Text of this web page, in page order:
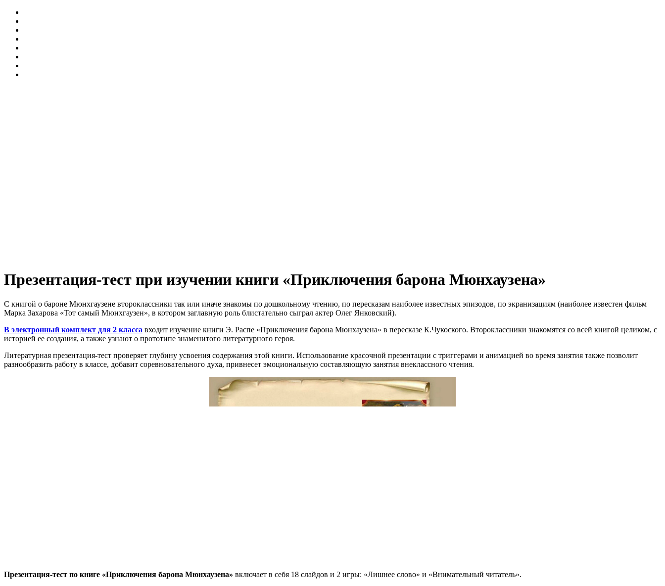
Презентация-тест при изучении книги «Приключения барона Мюнхаузена»
С книгой о бароне Мюнхгаузене второклассники так или иначе знакомы по дошкольному чтению, по пересказам наиболее известных эпизодов, по экранизациям (наиболее известен фильм
Марка Захарова «Тот самый Мюнхгаузен», в котором заглавную роль блистательно сыграл актер Олег Янковский).
В электронный комплект для 2 класса входит изучение книги Э. Распе «Приключения барона Мюнхаузена» в пересказе К.Чукоского. Второклассники знакомятся со всей книгой целиком, с
историей ее создания, а также узнают о прототипе знаменитого литературного героя.
Литературная презентация-тест проверяет глубину усвоения содержания этой книги. Использование красочной презентации с триггерами и анимацией во время занятия также позволит
разнообразить работу в классе, добавит соревновательного духа, привнесет эмоциональную составляющую занятия внеклассного чтения.
Презентация-тест по книге «Приключения барона Мюнхаузена» включает в себя 18 слайдов и 2 игры: «Лишнее слово» и «Внимательный читатель».